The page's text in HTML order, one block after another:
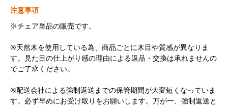
注意事項
※チェア単品の販売です。
※天然木を使用している為、商品ごとに木目や質感が異なりま
す。見た目の仕上がり感の理由による返品・交換は承れませんの
でご了承ください。
※配送会社による強制返送までの保管期間が大変短くなっていま
す。必ず早めにお受け取りをお願いします。万が一、強制返送と